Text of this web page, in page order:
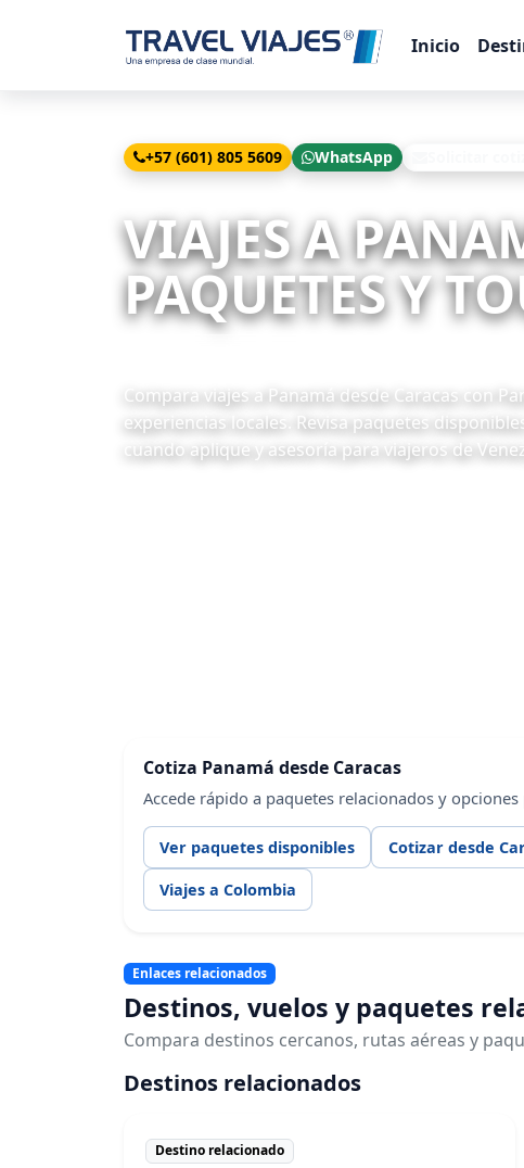
Inicio
+57 (601) 805 5609 WhatsApp
VIAJES A
PAQUETES Y
Compara viajes a Panamá desde Caracas con
experiencias locales. Revisa paquetes
cuando aplique y asesoría para viajeros de
Cotiza Panamá desde Caracas
Accede rápido a paquetes relacionados y
Ver paquetes disponibles Cotizar desde
Viajes a Colombia
Enlaces relacionados
Destinos, vuelos y paquetes
Compara destinos cercanos, rutas aéreas y
Destinos relacionados
Destino relacionado